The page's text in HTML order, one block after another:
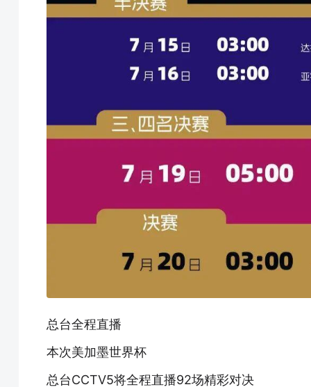
总台全程直播
本次美加墨世界杯
总台CCTV5将全程直播92场精彩对决